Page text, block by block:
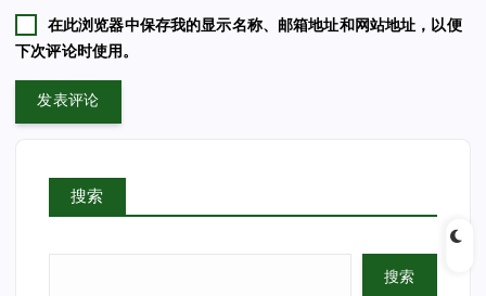
在此浏览器中保存我的显示名称、邮箱地址和网站地址，以便
下次评论时使用。
搜索
搜索